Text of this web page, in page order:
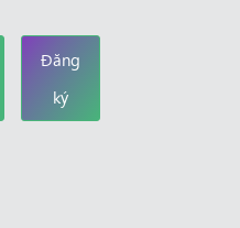
Đăng
ký